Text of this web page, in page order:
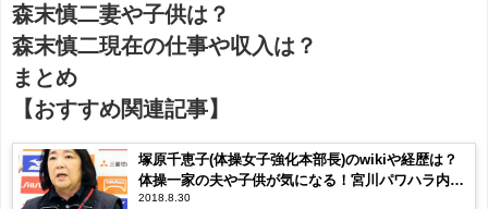
森末慎二妻や子供は？
森末慎二現在の仕事や収入は？
まとめ
【おすすめ関連記事】
塚原千恵子(体操女子強化本部長)のwikiや経歴は？
体操一家の夫や子供が気になる！宮川パワハラ内容
と現役画像！
2018.8.30